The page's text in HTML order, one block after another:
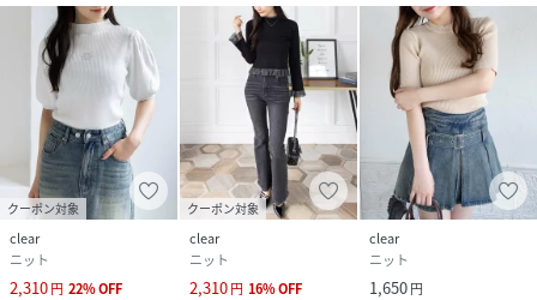
クーポン対象
clear
ニット
2,310円 22%OFF
クーポン対象
clear
ニット
2,310円 16%OFF
clear
ニット
1,650円